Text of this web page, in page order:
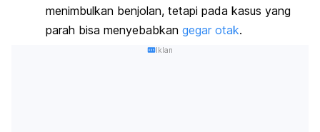
menimbulkan benjolan, tetapi pada kasus yang
parah bisa menyebabkan gegar otak.
Iklan